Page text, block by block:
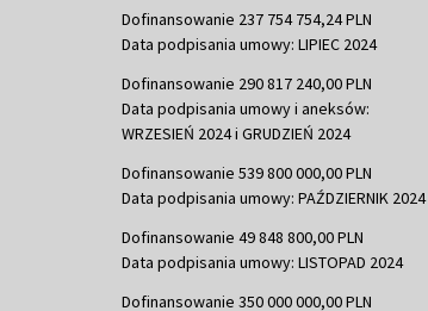
Dofinansowanie 237 754 754,24 PLN
Data podpisania umowy: LIPIEC 2024
Dofinansowanie 290 817 240,00 PLN
Data podpisania umowy i aneksów:
WRZESIEŃ 2024 i GRUDZIEŃ 2024
Dofinansowanie 539 800 000,00 PLN
Data podpisania umowy: PAŹDZIERNIK 2024
Dofinansowanie 49 848 800,00 PLN
Data podpisania umowy: LISTOPAD 2024
Dofinansowanie 350 000 000,00 PLN